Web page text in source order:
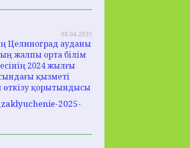
08.04.2025
Целиноград ауданы
жалпы орта білім
2024 жылғы
қызметі
өткізу қорытындысы
2025-